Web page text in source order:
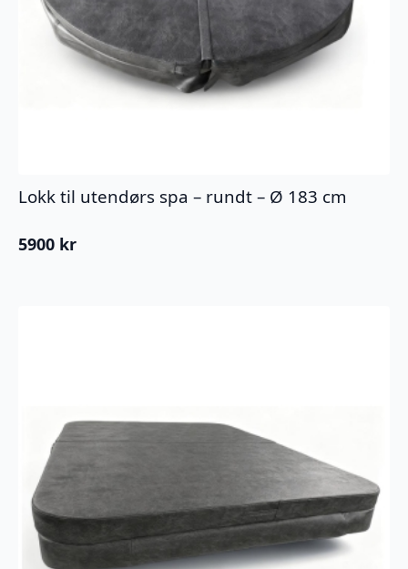
Lokk til utendørs spa – rundt – Ø 183 cm
5900 kr